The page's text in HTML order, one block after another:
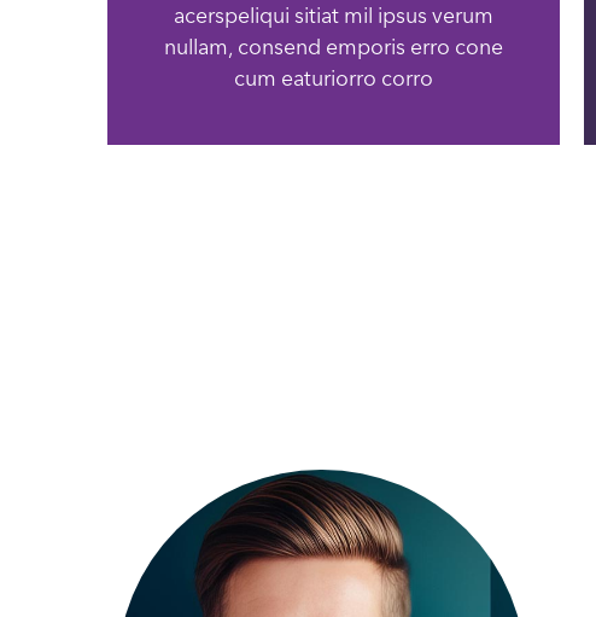
acerspeliqui sitiat mil ipsus verum
nullam, consend emporis erro cone
cum eaturiorro corro